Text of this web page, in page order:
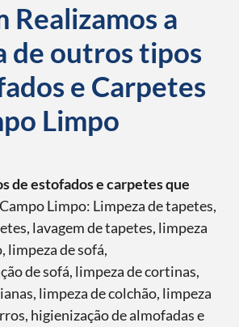
Realizamos a
de outros tipos
e Carpetes
Limpo
de estofados e carpetes que
Limpo: Limpeza de tapetes,
lavagem de tapetes, limpeza
limpeza de sofá,
de sofá, limpeza de cortinas,
limpeza de colchão, limpeza
higienização de almofadas e